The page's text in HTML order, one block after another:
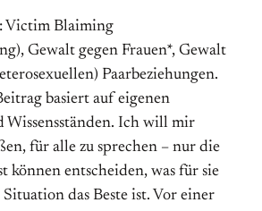
Victim Blaiming
Gewalt gegen Frauen*, Gewalt
Paarbeziehungen.
basiert auf eigenen
Wissensständen. Ich will mir
für alle zu sprechen – nur die
können entscheiden, was für sie
das Beste ist. Vor einer